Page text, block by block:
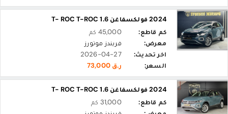
2024 فولكسفاغن T- ROC T-ROC 1.6
كم قاطع:
45,000 كم
معرض:
فريندز موتورز
اخر تحديث:
2026-04-27
السعر:
ر.ق 73,000
2024 فولكسفاغن T- ROC T-ROC 1.6
كم قاطع:
31,000 كم